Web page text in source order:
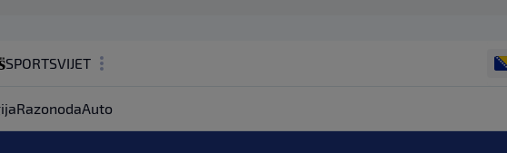
SPORTSVIJET
ZDRAVLJE
RazonodaAuto